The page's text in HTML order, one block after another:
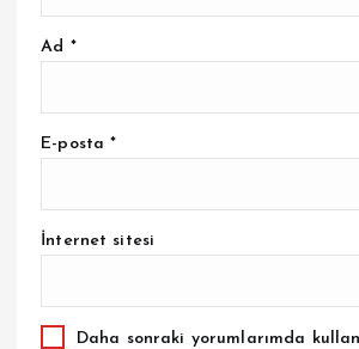
Ad *
E-posta*
İnternet sitesi
Daha sonraki yorumlarımda